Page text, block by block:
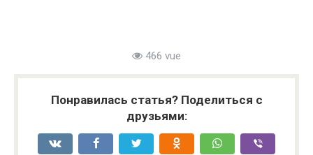
466 vue
Понравилась статья? Поделиться с
друзьями: